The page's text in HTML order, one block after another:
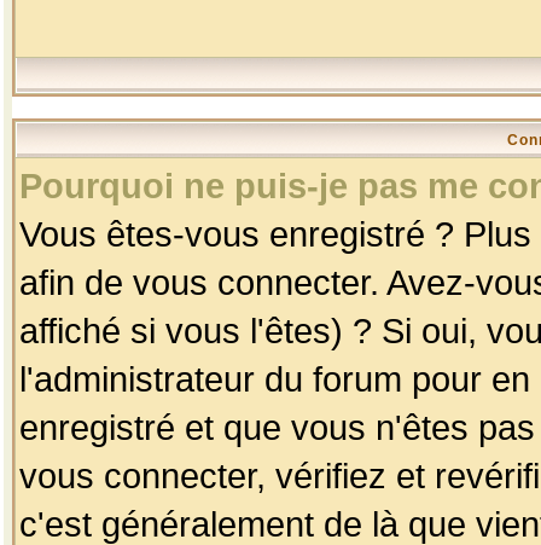
Pourquoi ne puis-je pas me
Vous êtes-vous enregistré ?
afin de vous connecter. Avez-
affiché si vous l'êtes) ? Si oui,
l'administrateur du forum pour
enregistré et que vous n'êtes
vous connecter, vérifiez et
c'est généralement de là que